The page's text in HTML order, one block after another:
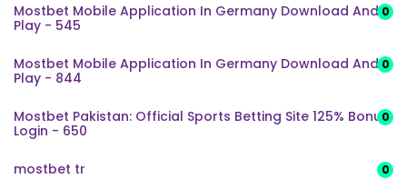
Mostbet Mobile Application In Germany Download And
Play - 545
0
Mostbet Mobile Application In Germany Download And
Play - 844
0
Mostbet Pakistan: Official Sports Betting Site 125% Bonus
Login - 650
0
mostbet tr 0